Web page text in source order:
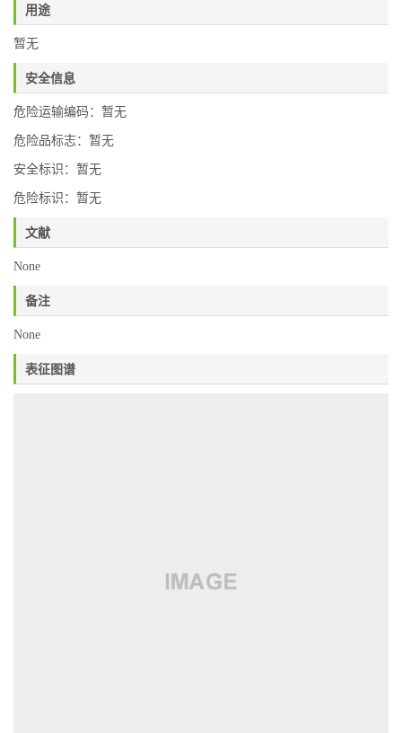
用途
暂无
安全信息
危险运输编码：暂无
危险品标志：暂无
安全标识：暂无
危险标识：暂无
文献
None
备注
None
表征图谱